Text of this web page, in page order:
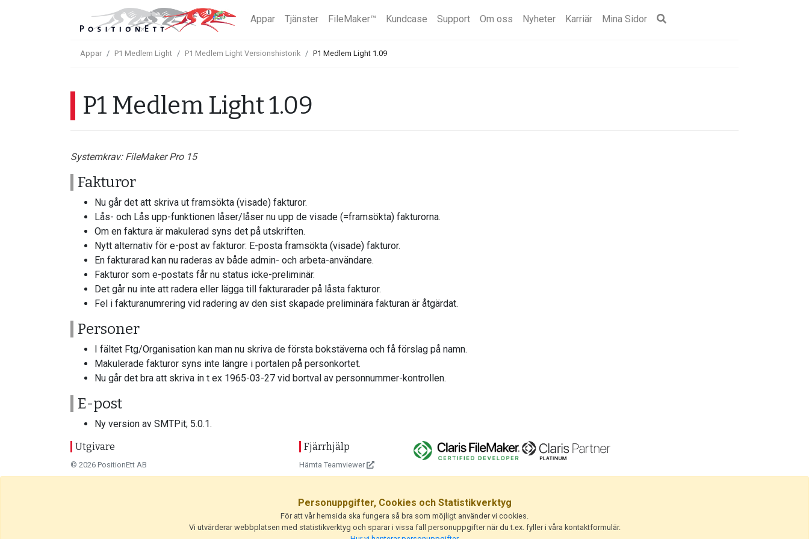
Appar Tjänster FileMaker™ Kundcase Support Om oss Nyheter Karriär Mina Sidor
Appar P1 Medlem Light P1 Medlem Light Versionshistorik P1 Medlem Light 1.09
P1 Medlem Light 1.09
Systemkrav: FileMaker Pro 15
Fakturor
Nu går det att skriva ut framsökta (visade) fakturor.
Lås- och Lås upp-funktionen låser/låser nu upp de visade (=framsökta) fakturorna.
Om en faktura är makulerad syns det på utskriften.
Nytt alternativ för e-post av fakturor: E-posta framsökta (visade) fakturor.
En fakturarad kan nu raderas av både admin- och arbeta-användare.
Fakturor som e-postats får nu status icke-preliminär.
Det går nu inte att radera eller lägga till fakturarader på låsta fakturor.
Fel i fakturanumrering vid radering av den sist skapade preliminära fakturan är åtgärdat.
Personer
I fältet Ftg/Organisation kan man nu skriva de första bokstäverna och få förslag på namn.
Makulerade fakturor syns inte längre i portalen på personkortet.
Nu går det bra att skriva in t ex 1965-03-27 vid bortval av personnummer-kontrollen.
E-post
Ny version av SMTPit; 5.0.1.
Utgivare
© 2026 PositionEtt AB
Fjärrhjälp
Hämta Teamviewer
Personuppgifter, Cookies och Statistikverktyg
För att vår hemsida ska fungera så bra som möjligt använder vi cookies.
Vi utvärderar webbplatsen med statistikverktyg och sparar i vissa fall personuppgifter när du t.ex. fyller i våra kontaktformulär.